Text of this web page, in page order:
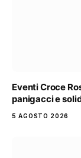
Eventi Croce
panigacci e
5 AGOSTO 2026